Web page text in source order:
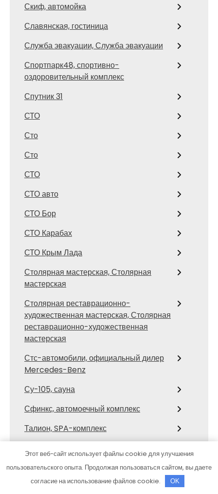
Скиф, автомойка
Славянская, гостиница
Служба эвакуации, Служба эвакуации
Спортпарк48, спортивно-
оздоровительный комплекс
Спутник 31
СТО
Сто
Сто
СТО
СТО авто
СТО Бор
СТО Карабах
СТО Крым Лада
Столярная мастерская, Столярная
мастерская
Столярная реставрационно-
художественная мастерская, Столярная
реставрационно-художественная
мастерская
Стс-автомобили, официальный дилер
Mercedes-Benz
Су-105, сауна
Сфинкс, автомоечный комплекс
Талион, SPA-комплекс
Твой, гостинично-развлекательный
комплекс
Этот веб-сайт использует файлы cookie для улучшения
пользовательского опыта. Продолжая пользоваться сайтом, вы даете
согласие на использование файлов cookie.
OK